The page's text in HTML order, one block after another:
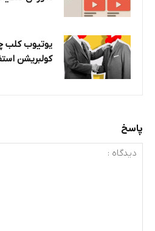
یوتیوب کلب
کولبریشن
پاسخ